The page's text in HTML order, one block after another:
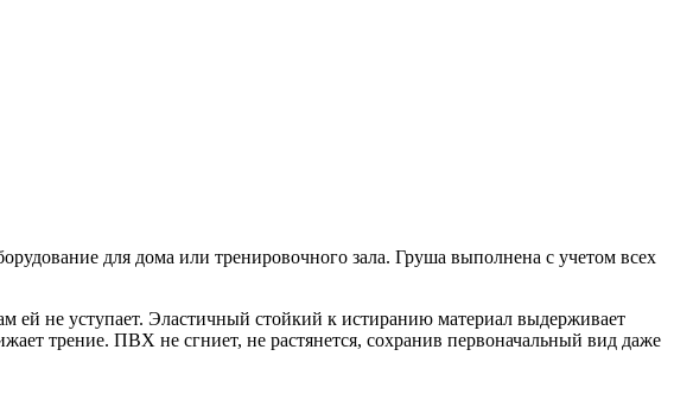
для дома или тренировочного зала. Груша выполнена с учетом всех
ей не уступает. Эластичный стойкий к истиранию материал выдерживает
трение. ПВХ не сгниет, не растянется, сохранив первоначальный вид даже